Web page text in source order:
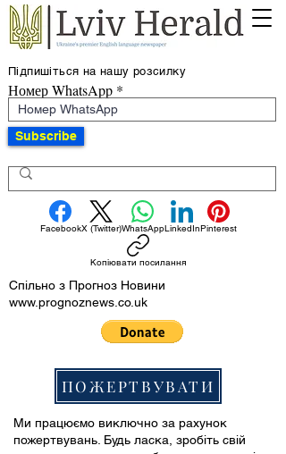
Підпишіться на нашу розсилку
Номер WhatsApp
Subscribe
FacebookX (Twitter)WhatsAppLinkedInPinterest
Копіювати посилання
Спільно з Прогноз Новини
www.prognoznews.co.uk
ПОЖЕРТВУВАТИ
Ми працюємо виключно за рахунок
пожертвувань. Будь ласка, зробіть свій